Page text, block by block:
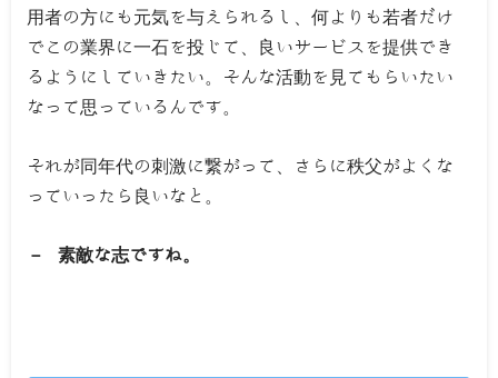
用者の方にも元気を与えられるし、何よりも若者だけ
でこの業界に一石を投じて、良いサービスを提供でき
るようにしていきたい。そんな活動を見てもらいたい
なって思っているんです。
それが同年代の刺激に繋がって、さらに秩父がよくな
っていったら良いなと。
－ 素敵な志ですね。